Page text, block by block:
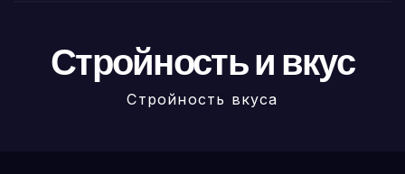
Стройность и вкус
Стройность вкуса